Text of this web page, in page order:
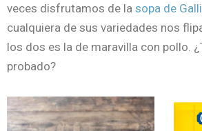
veces disfrutamos de la sopa de
cualquiera de sus variedades nos
los dos es la de maravilla con pollo.
probado?